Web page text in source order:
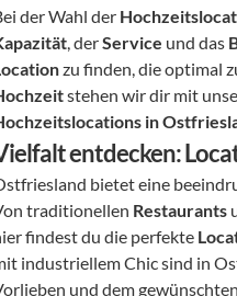
der Wahl der
, der Service und das
in
entdecken:
bietet eine
traditionellen Restaurants
findest du die perfekte
industriellem Chic sind in